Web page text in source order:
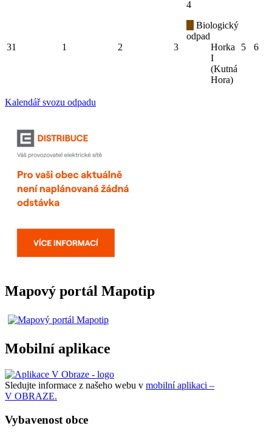
31 1 2 3
4
Biologický
odpad
Horka
I
(Kutná
Hora)
5 6
Kalendář svozu odpadu
Mapový portál Mapotip
Mobilní aplikace
Sledujte informace z našeho webu v mobilní aplikaci –
V OBRAZE.
Vybavenost obce